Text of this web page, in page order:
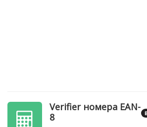
Verifier номера EAN-
8